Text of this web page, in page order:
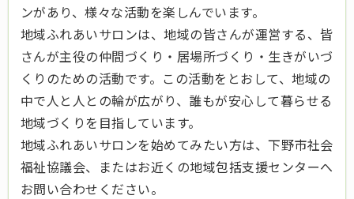
ンがあり、様々な活動を楽しんでいます。
地域ふれあいサロンは、地域の皆さんが運営する、皆
さんが主役の仲間づくり・居場所づくり・生きがいづ
くりのための活動です。この活動をとおして、地域の
中で人と人との輪が広がり、誰もが安心して暮らせる
地域づくりを目指しています。
地域ふれあいサロンを始めてみたい方は、下野市社会
福祉協議会、またはお近くの地域包括支援センターへ
お問い合わせください。